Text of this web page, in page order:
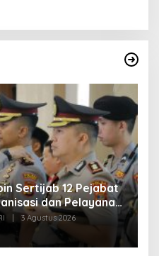
Sertijab 12 Pejabat
dan Pelayanan
| 3 Agustus 2026